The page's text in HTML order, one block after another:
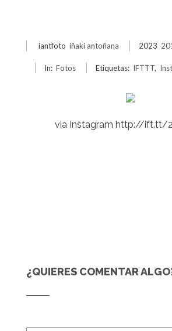
iantfoto iñaki antoñana 2023
In: Fotos Etiquetas: IFTTT,
via Instagram http://ift.tt/
¿QUIERES COMENTAR